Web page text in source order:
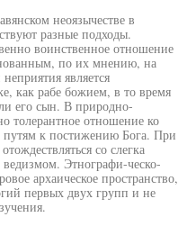
неоязычестве в
разные подходы.
воинственное отношение
по их мнению, на
является
как рабе божием, в то время
его сын. В природно-
толерантное отношение ко
к постижению Бога. При
со слегка
Этнографи-ческо-
архаическое пространство,
первых двух групп и не